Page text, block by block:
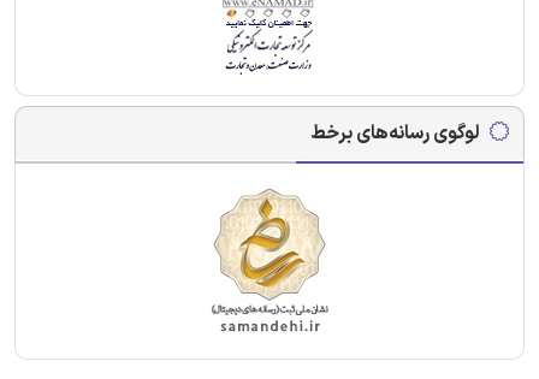
لوگوی رسانه‌های برخط